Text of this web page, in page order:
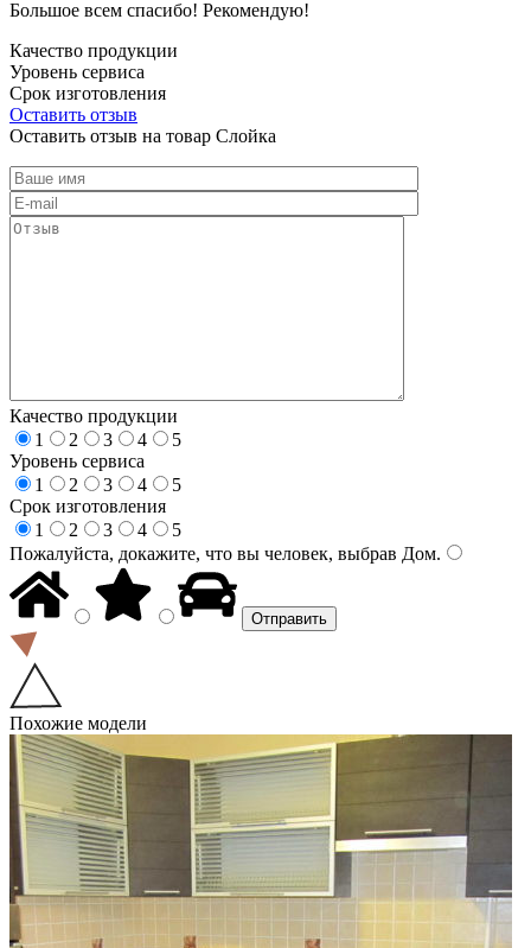
Большое всем спасибо! Рекомендую!
Качество продукции
Уровень сервиса
Срок изготовления
Оставить отзыв
Оставить отзыв на товар Слойка
Качество продукции
1
2 3 4
5
Уровень сервиса
1
2 3 4
5
Срок изготовления
1
2 3 4
5
Пожалуйста, докажите, что вы человек, выбрав Дом.
Похожие модели